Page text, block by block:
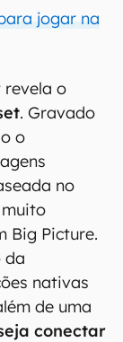
jogar na
revela o
. Gravado
o
no
Big Picture.
da
nativas
de uma
conectar